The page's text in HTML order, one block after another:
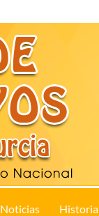
Noticias Historia